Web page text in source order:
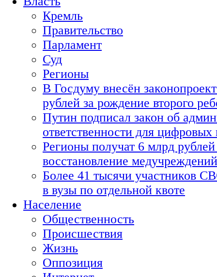
Кремль
Правительство
Парламент
Суд
Регионы
В Госдуму внесён
рублей за рождение второго
Путин подписал закон об
ответственности для
Регионы получат 6 млрд рублей
восстановление медучреждений
Более 41 тысячи участников
в вузы по отдельной квоте
Население
Общественность
Происшествия
Жизнь
Оппозиция